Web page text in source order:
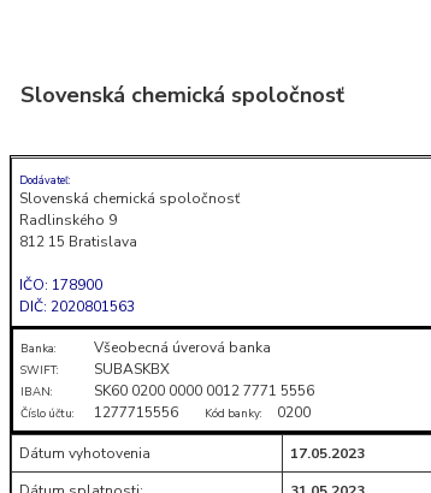
Slovenská chemická spoločnosť
Dodávateľ:
Slovenská chemická spoločnosť
Radlinského 9
812 15 Bratislava
IČO: 178900
DIČ: 2020801563
Banka: Všeobecná úverová banka
SWIFT: SUBASKBX
IBAN: SK60 0200 0000 0012 7771 5556
Číslo účtu: 1277715556 Kód banky: 0200
Dátum vyhotovenia
17.05.2023